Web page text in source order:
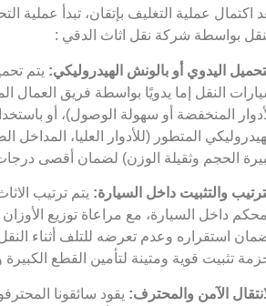
اكتمال عملية التغليف بإتقان، تبدأ عملية
بواسطة شركة نقل اثاث الدقي :
اليدوي أو بالونش الهيدروليكي: يتم
النقل إما يدويًا بواسطة فريق العمال
المنخفضة أو سهولة الوصول)، أو
المتطور (للأدوار العليا، المداخل
الحجم وثقيلة الوزن) لضمان أقصى
والتثبيت داخل السيارة: يتم ترتيب
داخل السيارة، مع مراعاة توزيع
استقراره وعدم تعرضه للتلف أثناء
تثبيت قوية ومتينة لتأمين القطع الكبيرة
الآمن والمحترف: يقود سائقونا